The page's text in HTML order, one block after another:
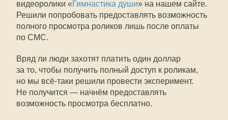
видеоролики «Гимнастика души» на нашем сайте.
Решили попробовать предоставлять возможность
полного просмотра роликов лишь после оплаты
по СМС.
Вряд ли люди захотят платить один доллар
за то, чтобы получить полный доступ к роликам,
но мы всё-таки решили провести эксперимент.
Не получится — начнём предоставлять
возможность просмотра бесплатно.